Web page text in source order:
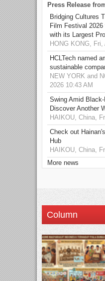
Press Release
Bridging Cultures
Film Festival
with its Largest
HONG KONG,
HCLTech named
sustainable
NEW YORK and
2026 10:43 AM
Swing Amid
Discover Another
HAIKOU, China,
Check out
Hub
HAIKOU, China,
More news
Column